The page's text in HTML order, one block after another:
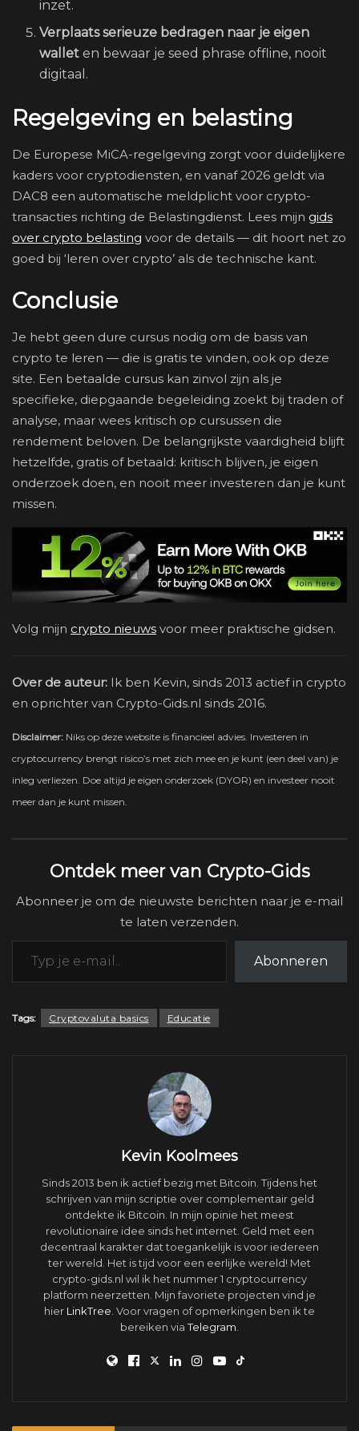
inzet.
Verplaats serieuze bedragen naar je eigen
wallet en bewaar je seed phrase offline, nooit
digitaal.
Regelgeving en belasting
De Europese MiCA-regelgeving zorgt voor duidelijkere
kaders voor cryptodiensten, en vanaf 2026 geldt via
DAC8 een automatische meldplicht voor crypto-
transacties richting de Belastingdienst. Lees mijn gids
over crypto belasting voor de details — dit hoort net zo
goed bij ‘leren over crypto’ als de technische kant.
Conclusie
Je hebt geen dure cursus nodig om de basis van
crypto te leren — die is gratis te vinden, ook op deze
site. Een betaalde cursus kan zinvol zijn als je
specifieke, diepgaande begeleiding zoekt bij traden of
analyse, maar wees kritisch op cursussen die
rendement beloven. De belangrijkste vaardigheid blijft
hetzelfde, gratis of betaald: kritisch blijven, je eigen
onderzoek doen, en nooit meer investeren dan je kunt
missen.
Volg mijn crypto nieuws voor meer praktische gidsen.
Over de auteur: Ik ben Kevin, sinds 2013 actief in crypto
en oprichter van Crypto-Gids.nl sinds 2016.
Disclaimer: Niks op deze website is financieel advies. Investeren in
cryptocurrency brengt risico’s met zich mee en je kunt (een deel van) je
inleg verliezen. Doe altijd je eigen onderzoek (DYOR) en investeer nooit
meer dan je kunt missen.
Ontdek meer van Crypto-Gids
Abonneer je om de nieuwste berichten naar je e-mail
te laten verzenden.
Typ je e-mail...
Abonneren
Tags: Cryptovaluta basics Educatie
Kevin Koolmees
Sinds 2013 ben ik actief bezig met Bitcoin. Tijdens het
schrijven van mijn scriptie over complementair geld
ontdekte ik Bitcoin. In mijn opinie het meest
revolutionaire idee sinds het internet. Geld met een
decentraal karakter dat toegankelijk is voor iedereen
ter wereld. Het is tijd voor een eerlijke wereld! Met
crypto-gids.nl wil ik het nummer 1 cryptocurrency
platform neerzetten. Mijn favoriete projecten vind je
hier LinkTree. Voor vragen of opmerkingen ben ik te
bereiken viaTelegram.